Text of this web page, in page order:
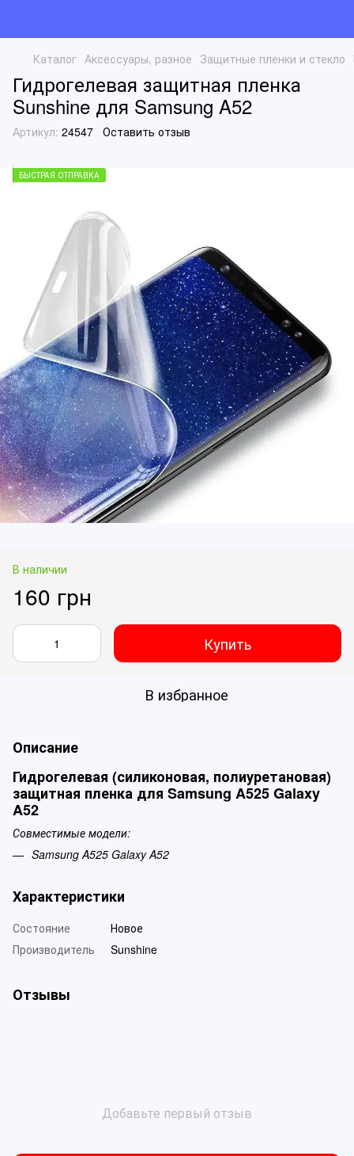
Каталог Аксессуары, разное Защитные пленки и стекло
Гидрогелевая защитная пленка
Sunshine для Samsung A52
Артикул: 24547 Оставить отзыв
БЫСТРАЯ ОТПРАВКА
В наличии
160 грн
Купить
В избранное
Описание
Гидрогелевая (силиконовая, полиуретановая)
защитная пленка для Samsung A525 Galaxy
A52
Совместимые модели:
Samsung A525 Galaxy A52
Характеристики
Состояние
Новое
Производитель
Sunshine
Отзывы
Добавьте первый отзыв